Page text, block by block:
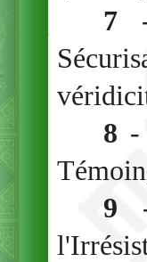
7
8 -
9